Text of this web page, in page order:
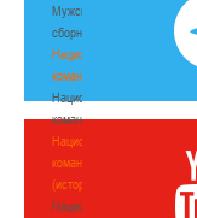
Мужские
сборные
Национальная
команда
Национальная
команда
Национальная
команда
(история)
Национальная